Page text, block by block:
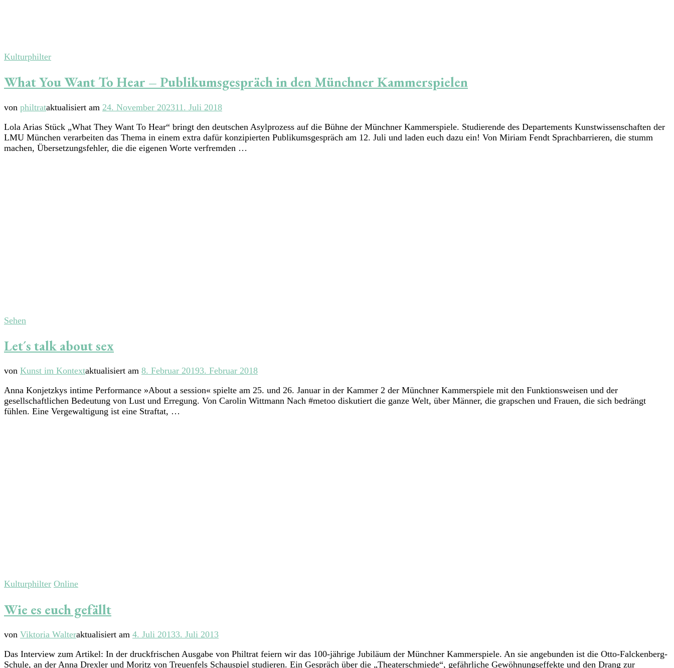
Kulturphilter
What You Want To Hear – Publikumsgespräch in den Münchner Kammerspielen
von philtrataktualisiert am 24. November 202311. Juli 2018
Lola Arias Stück „What They Want To Hear“ bringt den deutschen Asylprozess auf die Bühne der Münchner Kammerspiele. Studierende des Departements Kunstwissenschaften der
LMU München verarbeiten das Thema in einem extra dafür konzipierten Publikumsgespräch am 12. Juli und laden euch dazu ein! Von Miriam Fendt Sprachbarrieren, die stumm
machen, Übersetzungsfehler, die die eigenen Worte verfremden …
Sehen
Let´s talk about sex
von Kunst im Kontextaktualisiert am 8. Februar 20193. Februar 2018
Anna Konjetzkys intime Performance »About a session« spielte am 25. und 26. Januar in der Kammer 2 der Münchner Kammerspiele mit den Funktionsweisen und der
gesellschaftlichen Bedeutung von Lust und Erregung. Von Carolin Wittmann Nach #metoo diskutiert die ganze Welt, über Männer, die grapschen und Frauen, die sich bedrängt
fühlen. Eine Vergewaltigung ist eine Straftat, …
Kulturphilter Online
Wie es euch gefällt
von Viktoria Walteraktualisiert am 4. Juli 20133. Juli 2013
Das Interview zum Artikel: In der druckfrischen Ausgabe von Philtrat feiern wir das 100-jährige Jubiläum der Münchner Kammerspiele. An sie angebunden ist die Otto-Falckenberg-
Schule, an der Anna Drexler und Moritz von Treuenfels Schauspiel studieren. Ein Gespräch über die „Theaterschmiede“, gefährliche Gewöhnungseffekte und den Drang zur